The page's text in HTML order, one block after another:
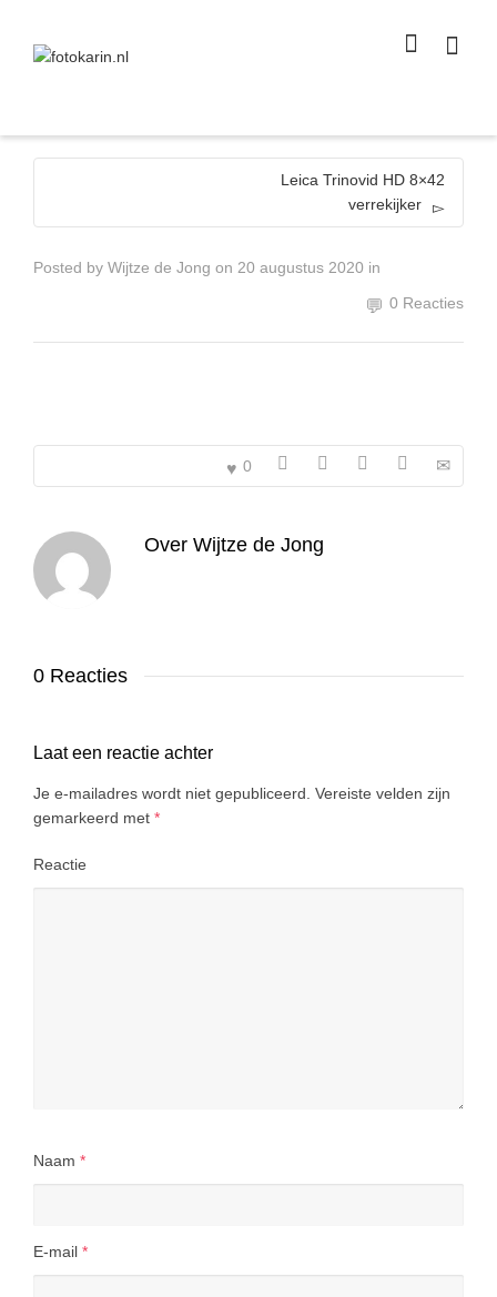
size
Super Search
Leica Trinovid HD 8×42
verrekijker
Posted by Wijtze de Jong on 20 augustus 2020 in
0 Reacties
0
Over Wijtze de Jong
0 Reacties
Laat een reactie achter
Je e-mailadres wordt niet gepubliceerd. Vereiste velden zijn
gemarkeerd met *
Reactie
Naam *
E-mail *